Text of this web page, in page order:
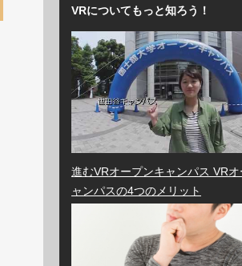
VRについてもっと知ろう！
進むVRオープンキャンパス VRオ
ャンパスの4つのメリット